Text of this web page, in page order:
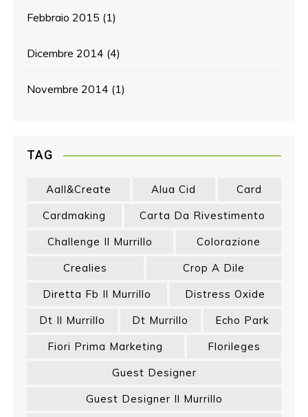
Febbraio 2015 (1)
Dicembre 2014 (4)
Novembre 2014 (1)
TAG
Aall&create Alua Cid
Card
Cardmaking
Carta Da Rivestimento
Challenge Il Murrillo
Colorazione
Crealies
Crop A Dile
Diretta Fb Il Murrillo
Distress Oxide
Dt Il Murrillo
Dt Murrillo
Echo Park
Fiori Prima Marketing
Florileges
Guest Designer
Guest Designer Il Murrillo